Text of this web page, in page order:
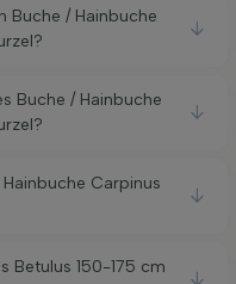
Buche / Hainbuche
Buche / Hainbuche
Carpinus
Betulus 150-175 cm